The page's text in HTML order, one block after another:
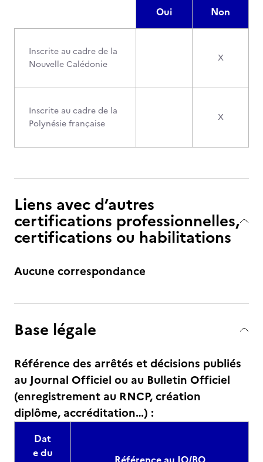
Oui Non
Inscrite au cadre de la
Nouvelle Calédonie
X
Inscrite au cadre de la
Polynésie française
X
Liens avec d’autres
certifications professionnelles,
certifications ou habilitations
Aucune correspondance
Base légale
Référence des arrêtés et décisions publiés
au Journal Officiel ou au Bulletin Officiel
(enregistrement au RNCP, création
diplôme, accréditation…) :
Dat
e du